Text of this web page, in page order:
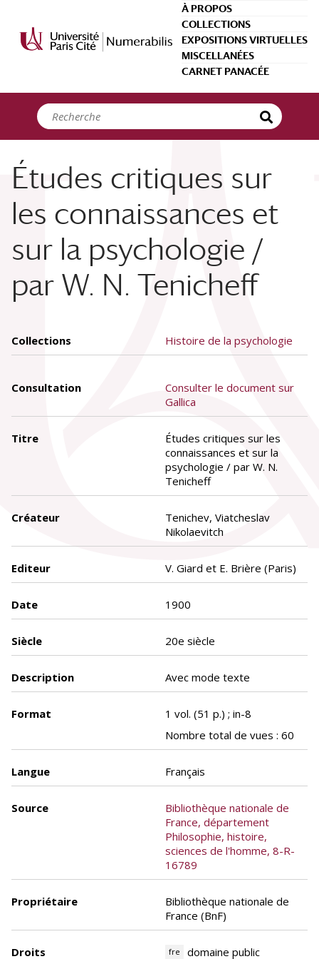
À PROPOS
COLLECTIONS
EXPOSITIONS VIRTUELLES
MISCELLANÉES
CARNET PANACÉE
Études critiques sur
les connaissances et
sur la psychologie /
par W. N. Tenicheff
Collections Histoire de la psychologie
Consultation
Consulter le document sur
Gallica
Titre
Études critiques sur les
connaissances et sur la
psychologie / par W. N.
Tenicheff
Créateur
Tenichev, Viatcheslav
Nikolaevitch
Editeur V. Giard et E. Brière (Paris)
Date 1900
Siècle 20e siècle
Description Avec mode texte
Format
1 vol. (51 p.) ; in-8
Nombre total de vues : 60
Langue Français
Source
Bibliothèque nationale de
France, département
Philosophie, histoire,
sciences de l'homme, 8-R-
16789
Propriétaire
Bibliothèque nationale de
France (BnF)
Droits fre domaine public